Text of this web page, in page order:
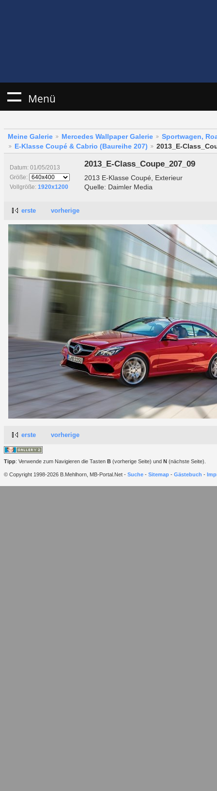
Menü
Meine Galerie Mercedes Wallpaper Galerie
Sportwagen,
E-Klasse Coupé & Cabrio (Baureihe 207)
2013_E-
Datum: 01/05/2013
Größe:
Vollgröße: 1920x1200
2013_E-Class_Coupe_207_09
2013 E-Klasse Coupé, Exterieur
Quelle: Daimler Media
erste vorherige
erste vorherige
Tipp: Verwende zum Navigieren die Tasten B (vorherige Seite) und N (nächste Seite).
© Copyright 1998-2026 B.Mehlhorn, MB-Portal.Net - Suche - Sitemap - Gästebuch -